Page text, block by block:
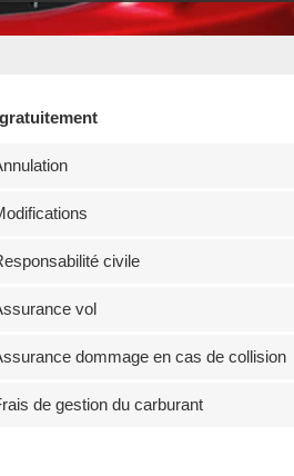
civile
vol
dommage en cas de collision
de gestion du carburant